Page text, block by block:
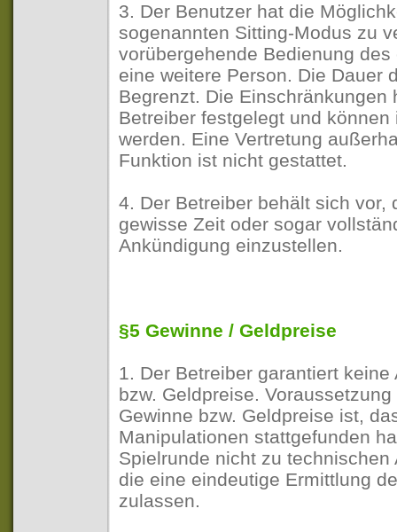
3. Der Benutzer hat die
sogenannten Sitting-Modus zu
vorübergehende Bedienung
eine weitere Person. Die Dauer
Begrenzt. Die Einschränkungen
Betreiber festgelegt und
werden. Eine Vertretung
Funktion ist nicht gestattet.
4. Der Betreiber behält sich vor,
gewisse Zeit oder sogar
Ankündigung einzustellen.
§5 Gewinne / Geldpreise
1. Der Betreiber garantiert
bzw. Geldpreise.
Gewinne bzw. Geldpreise ist,
Manipulationen stattgefunden
Spielrunde nicht zu
die eine eindeutige Ermittlung
zulassen.